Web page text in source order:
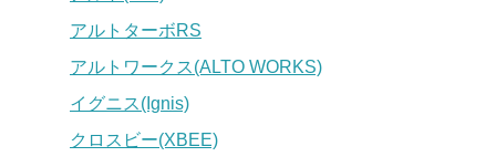
アルトターボRS
アルトワークス(ALTO WORKS)
イグニス(Ignis)
クロスビー(XBEE)